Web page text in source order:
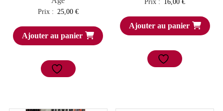
Prix : 25,00 €
Ajouter au panier
Prix : 16,00€
Ajouter au panier